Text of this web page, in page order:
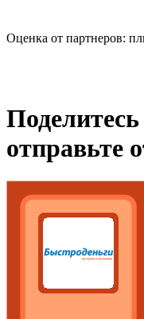
Оценка от партнеров:
отправьте